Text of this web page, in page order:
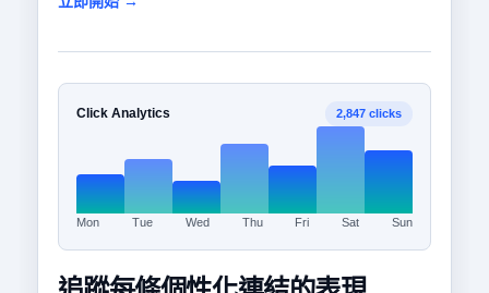
Click Analytics 2,847 clicks
Mon Tue Wed Thu Fri Sat Sun